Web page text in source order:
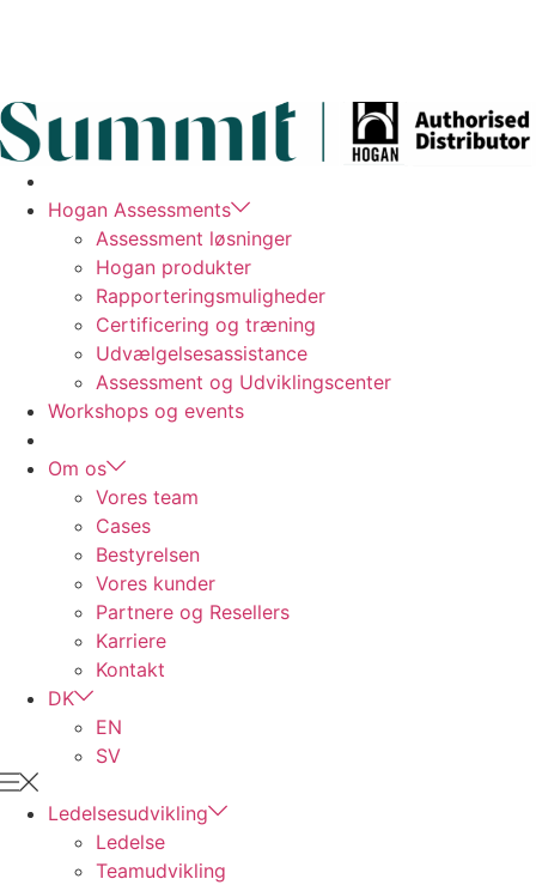
Hogan Assessments
Assessment løsninger
Hogan produkter
Rapporteringsmuligheder
Certificering og træning
Udvælgelsesassistance
Assessment og Udviklingscenter
Workshops og events
Om os
Vores team
Cases
Bestyrelsen
Vores kunder
Partnere og Resellers
Karriere
Kontakt
DK
EN
SV
Ledelsesudvikling
Ledelse
Teamudvikling